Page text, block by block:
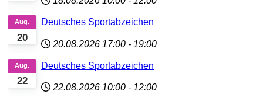
20
Aug. Deutsches Sportabzeichen
20.08.2026 17:00 - 19:00
22
Aug. Deutsches Sportabzeichen
22.08.2026 10:00 - 12:00